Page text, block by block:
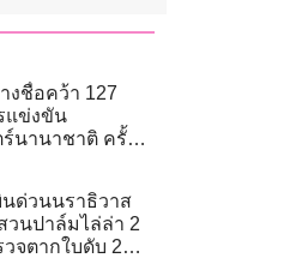
งชื่อคว้า 127
แข่งขัน
นานาชาติ ครั้งที่
นด่วนนราธิวาส
วนปาล์มไล่ล่า 2
วจตากใบดับ 2